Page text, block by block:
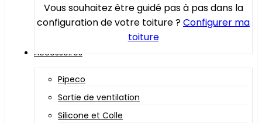
Vous souhaitez être guidé pas à pas dans la
configuration de votre toiture ?Configurer ma
toiture
Accessoires
Pipeco
Sortie de ventilation
Silicone et Colle